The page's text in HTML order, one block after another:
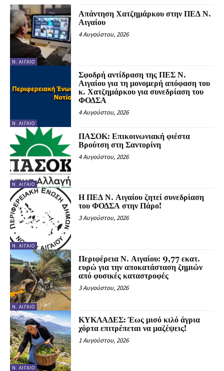
Ν. ΑΙΓΑΊΟ
Απάντηση Χατζημάρκου στην ΠΕΔ Ν.
Αιγαίου
4 Αυγούστου, 2026
Ν. ΑΙΓΑΊΟ
Σφοδρή αντίδραση της ΠΕΣ Ν.
Αιγαίου για τη μονομερή απόφαση του
κ. Χατζημάρκου για συνεδρίαση του
ΦΟΔΣΑ
4 Αυγούστου, 2026
Ν. ΑΙΓΑΊΟ
ΠΑΣΟΚ: Επικοινωνιακή φιέστα
Βρούτση στη Σαντορίνη
4 Αυγούστου, 2026
Ν. ΑΙΓΑΊΟ
Η ΠΕΔ Ν. Αιγαίου ζητεί συνεδρίαση
του ΦΟΔΣΑ στην Πάρο!
3 Αυγούστου, 2026
Ν. ΑΙΓΑΊΟ
Περιφέρεια Ν. Αιγαίου: 9,77 εκατ.
ευρώ για την αποκατάσταση ζημιών
από φυσικές καταστροφές
3 Αυγούστου, 2026
Ν. ΑΙΓΑΊΟ
ΚΥΚΛΑΔΕΣ: Έως μισό κιλό άγρια
χόρτα επιτρέπεται να μαζέψεις!
1 Αυγούστου, 2026